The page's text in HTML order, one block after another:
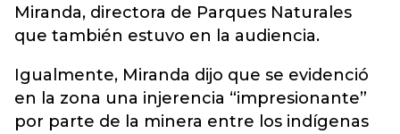
Miranda, directora de Parques Naturales
que también estuvo en la audiencia.
Igualmente, Miranda dijo que se evidenció
en la zona una injerencia “impresionante”
por parte de la minera entre los indígenas